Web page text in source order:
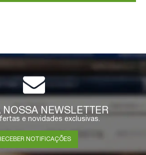
NOSSA NEWSLETTER
e novidades exclusivas.
NOTIFICAÇÕES